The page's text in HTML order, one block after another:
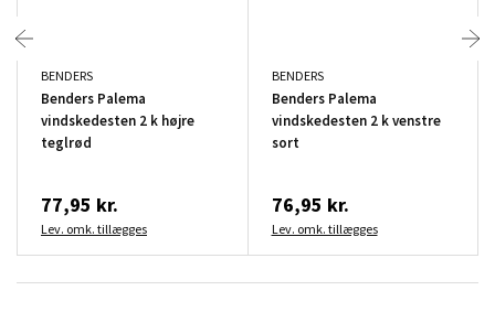
BENDERS
Benders Palema
vindskedesten 2 k højre
teglrød
77,95 kr.
Lev. omk. tillægges
BENDERS
Benders Palema
vindskedesten 2 k venstre
sort
76,95 kr.
Lev. omk. tillægges